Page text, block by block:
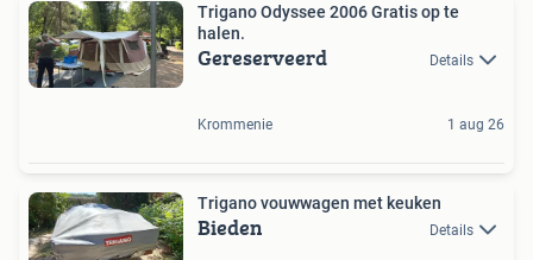
Trigano Odyssee 2006 Gratis op te
halen.
Gereserveerd Details
Krommenie 1 aug 26
Trigano vouwwagen met keuken
Bieden Details